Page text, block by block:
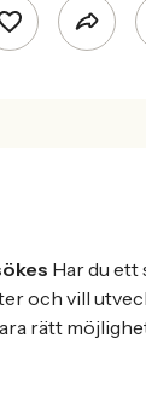
Har du
och vill
rätt